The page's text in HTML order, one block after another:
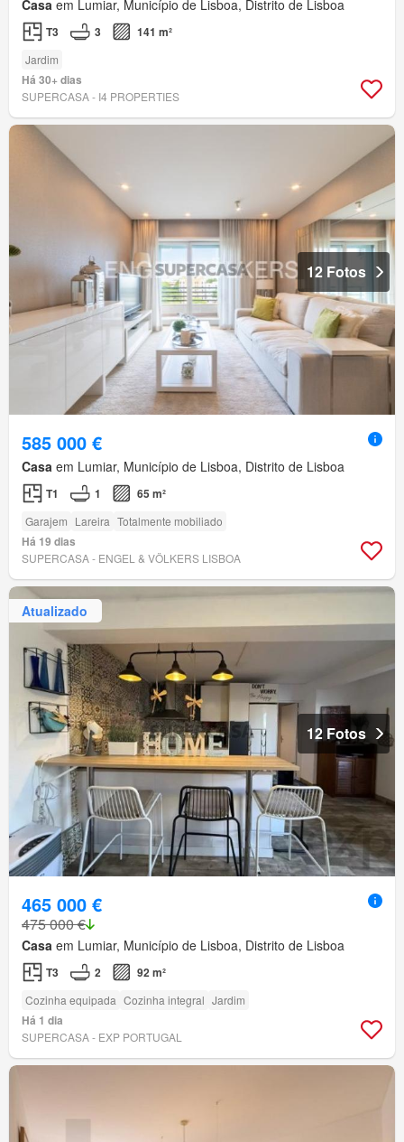
Casa em Lumiar, Município de Lisboa, Distrito de Lisboa
T3 3 141 m²
Jardim
Há 30+ dias
SUPERCASA - I4 PROPERTIES
12 Fotos
585 000 €
Casa em Lumiar, Município de Lisboa, Distrito de Lisboa
T1 1 65 m²
Garajem Lareira Totalmente mobiliado
Há 19 dias
SUPERCASA - ENGEL & VÖLKERS LISBOA
Atualizado
12 Fotos
465 000 €
475 000 €
Casa em Lumiar, Município de Lisboa, Distrito de Lisboa
T3 2 92 m²
Cozinha equipada Cozinha integral Jardim
Há 1 dia
SUPERCASA - EXP PORTUGAL